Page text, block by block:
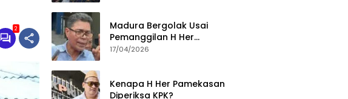
2
Madura Bergolak Usai
Pemanggilan H Her
Pamekasan, Faizal Assegaf
17/04/2026
Kenapa H Her Pamekasan
Diperiksa KPK?